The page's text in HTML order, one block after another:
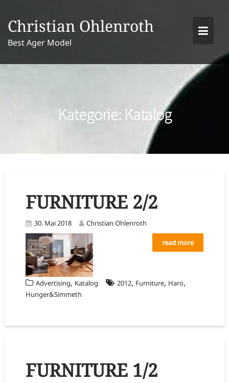
content
Christian Ohlenroth
Best Ager Model
Kategorie: Katalog
FURNITURE 2/2
30. Mai 2018 Christian Ohlenroth
read more
Advertising, Katalog 2012, Furniture, Haro,
Hunger&Simmeth
FURNITURE 1/2